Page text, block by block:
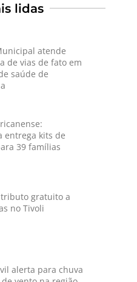
lidas
atende
de vias de fato em
saúde de
entrega kits de
39 famílias
gratuito a
no Tivoli
alerta para chuva